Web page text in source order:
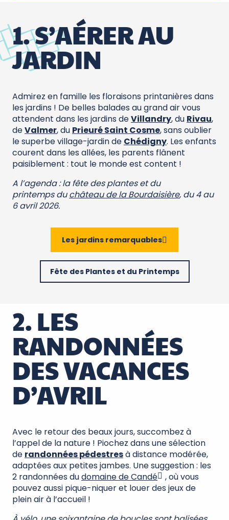
1. S’AÉRER AU
JARDIN
Admirez en famille les floraisons printanières dans
les jardins ! De belles balades au grand air vous
attendent dans les jardins deVillandry, du Rivau,
deValmer, du Prieuré Saint Cosme, sans oublier
le superbe village-jardin de Chédigny. Les enfants
courent dans les allées, les parents flânent
paisiblement : tout le monde est content !
A l’agenda : la fête des plantes et du
printemps duchâteau de la Bourdaisière, du 4 au
6 avril 2026.
Les jardins remarquables
Fête des Plantes et du Printemps
2. LES
RANDONNÉES
DES VACANCES
D’AVRIL
Avec le retour des beaux jours, succombez à
l’appel de la nature ! Piochez dans une sélection
de randonnées pédestresà distance modérée,
adaptées aux petites jambes. Une suggestion : les
2 randonnées dudomaine de Candé
, où vous
pouvez aussi pique-niquer et louer des jeux de
plein air à l’accueil !